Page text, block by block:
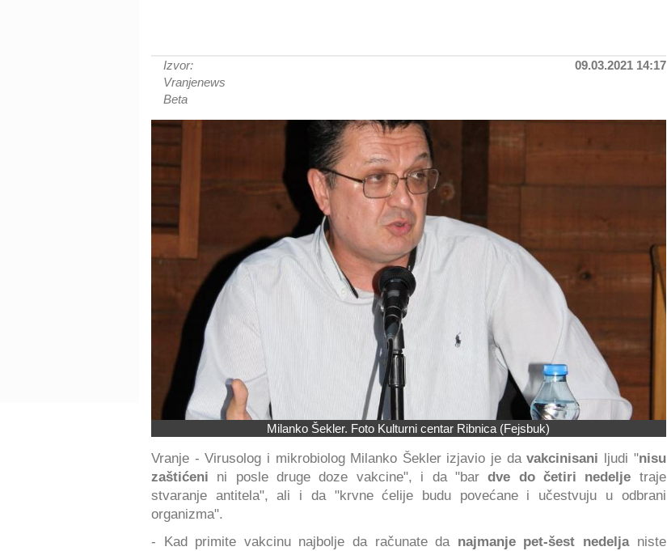
Izvor:
Vranjenews
Beta
09.03.2021 14:17
Milanko Šekler. Foto Kulturni centar Ribnica (Fejsbuk)
Vranje - Virusolog i mikrobiolog Milanko Šekler izjavio je davakcinisani ljudi "nisu
zaštićeni ni posle druge doze vakcine", i da "bardve do četiri nedelje traje
stvaranje antitela", ali i da "krvne ćelije budu povećane i učestvuju u odbrani
organizma".
- Kad primite vakcinu najbolje da računate da najmanje pet-šest nedeljaniste